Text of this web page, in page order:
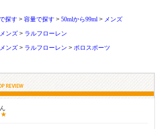
探す 容量で探す 50mlから99ml
メンズ
メンズ
ラルフローレン
メンズ ラルフローレン ポロスポーツ